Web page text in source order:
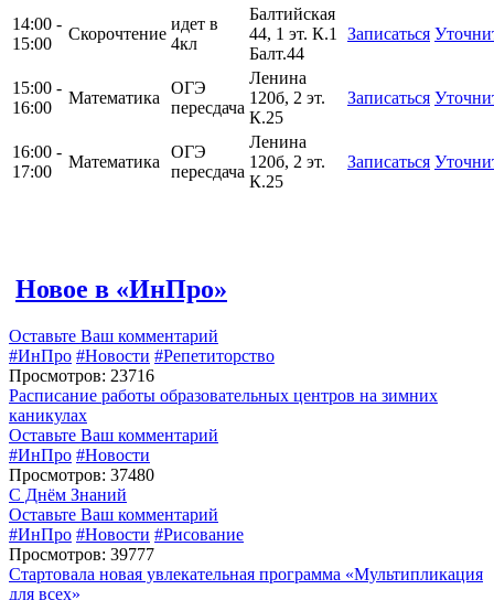
14:00 -
15:00
Скорочтение
идет в
4кл
Балтийская
44, 1 эт. К.1
Балт.44
Записаться
15:00 -
16:00
Математика
ОГЭ
пересдача
Ленина
120б, 2 эт.
К.25
Записаться
16:00 -
17:00
Математика
ОГЭ
пересдача
Ленина
120б, 2 эт.
К.25
Записаться
Новое в «ИнПро»
Оставьте Ваш комментарий
#ИнПро #Новости #Репетиторство
Просмотров: 23716
Расписание работы образовательных центров на зимних
каникулах
Оставьте Ваш комментарий
#ИнПро #Новости
Просмотров: 37480
С Днём Знаний
Оставьте Ваш комментарий
#ИнПро #Новости #Рисование
Просмотров: 39777
Стартовала новая увлекательная программа «Мультипликация
для всех»